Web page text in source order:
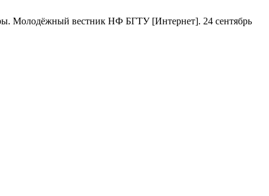
Молодёжный вестник НФ БГТУ [Интернет]. 24 сентябрь